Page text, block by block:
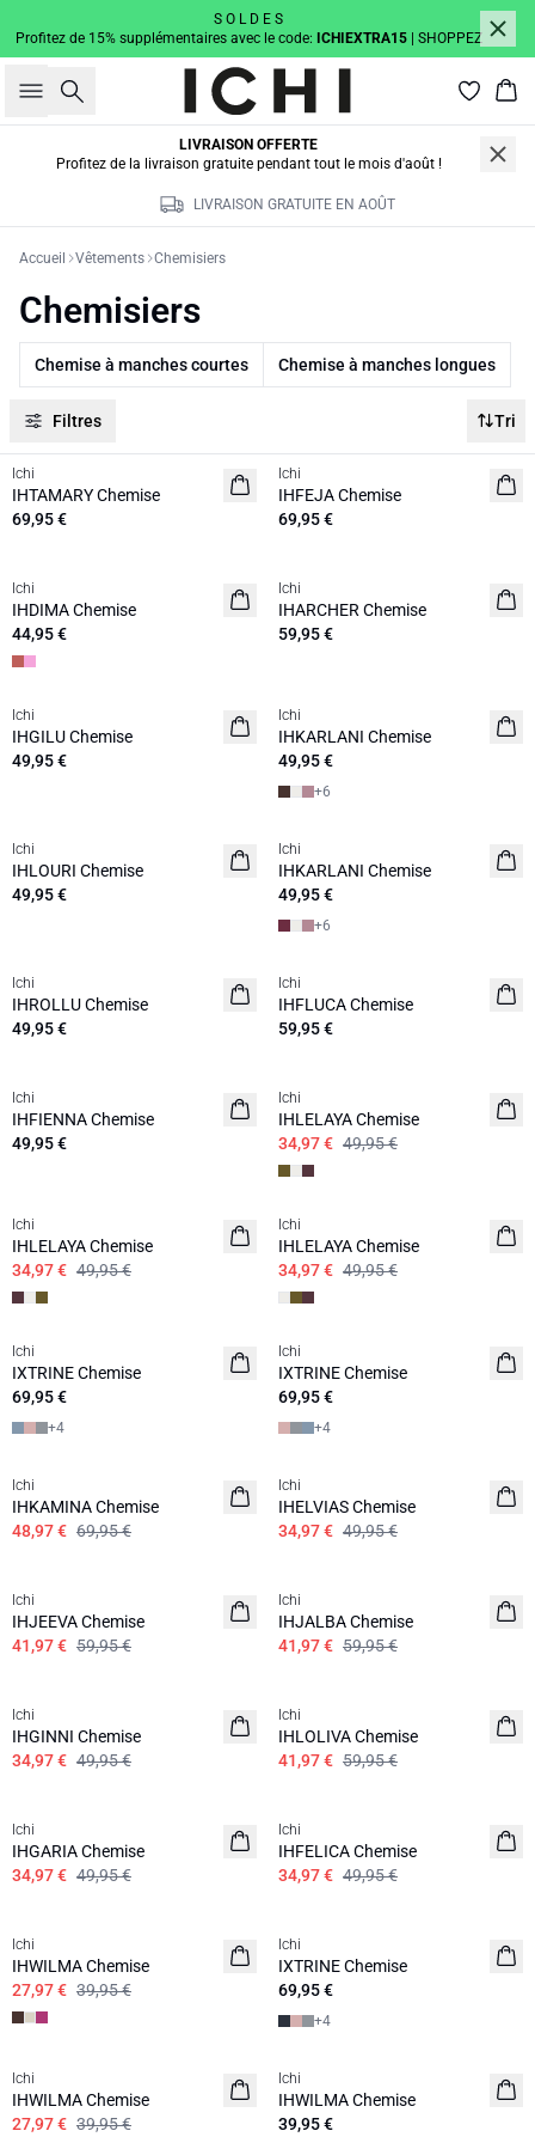
S O L D E S
Profitez de 15% supplémentaires avec le code: ICHIEXTRA15 | SHOPPEZ
Rechercher
LIVRAISON OFFERTE
Profitez de la livraison gratuite pendant tout le mois d'août !
LIVRAISON GRATUITE EN AOÛT
Accueil Vêtements Chemisiers
Chemisiers
Chemise à manches courtes Chemise à manches longues
Filtres Tri
NOUVEAUTES
Ichi
IHTAMARY Chemise
69,95 €
NOUVEAUTES
Ichi
IHFEJA Chemise
69,95 €
NOUVEAUTES
Ichi
IHDIMA Chemise
44,95 €
NOUVEAUTES
Ichi
IHARCHER Chemise
59,95 €
NOUVEAUTES
Ichi
IHGILU Chemise
49,95 €
NOUVEAUTES
Ichi
IHKARLANI Chemise
49,95 €
+6
NOUVEAUTES
Ichi
IHLOURI Chemise
49,95 €
NOUVEAUTES
Ichi
IHKARLANI Chemise
49,95 €
+6
Ichi
IHROLLU Chemise
49,95 €
NOUVEAUTES
Ichi
IHFLUCA Chemise
59,95 €
NOUVEAUTES
Ichi
IHFIENNA Chemise
49,95 €
Ichi
IHLELAYA Chemise
34,97 € 49,95 €
Ichi
IHLELAYA Chemise
34,97 € 49,95 €
SALE | 30%
Ichi
IHLELAYA Chemise
34,97 € 49,95 €
Ichi
IXTRINE Chemise
69,95 €
+4
Ichi
IXTRINE Chemise
69,95 €
+4
Ichi
IHKAMINA Chemise
48,97 € 69,95 €
Ichi
IHELVIAS Chemise
34,97 € 49,95 €
Ichi
IHJEEVA Chemise
41,97 € 59,95 €
Ichi
IHJALBA Chemise
41,97 € 59,95 €
Ichi
IHGINNI Chemise
34,97 € 49,95 €
Ichi
IHLOLIVA Chemise
41,97 € 59,95 €
Ichi
IHGARIA Chemise
34,97 € 49,95 €
Ichi
IHFELICA Chemise
34,97 € 49,95 €
Ichi
IHWILMA Chemise
27,97 € 39,95 €
NOUVEAUTES
Ichi
IXTRINE Chemise
69,95 €
+4
Ichi
IHWILMA Chemise
27,97 € 39,95 €
Ichi
IHWILMA Chemise
39,95 €